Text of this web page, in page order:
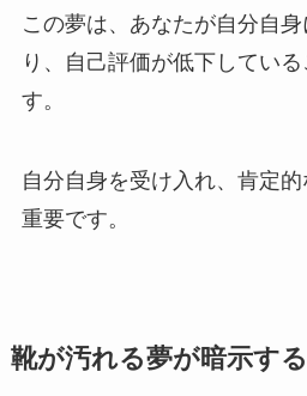
この夢は、あなたが自分自
り、自己評価が低下してい
す。
自分自身を受け入れ、肯定
重要です。
靴が汚れる夢が暗示す